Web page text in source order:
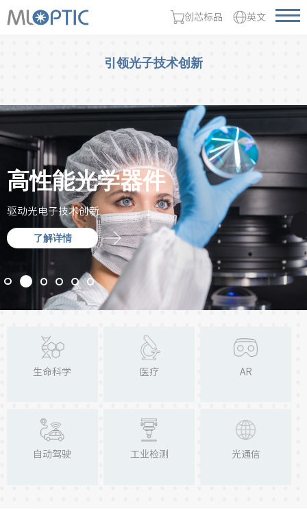
创芯标品 英文
引领光子技术创新
超精密创新
先进光学制造技术，为全球高难度
系统重新定义精度
了解详情
高性能光学器件
驱动光电子技术创新
了解详情
卓越清晰度与分辨率
我们的显微物镜为您的所有光学测
量提供准确可靠的结果
了解详情
赋能生命科学研究
茂莱创新的光学解决方案助力您的
科研与诊断发现
了解详情
AR领域测量解决方案
凭借丰富的光学系统整合能力提升
虚拟现实体验
了解详情
AI 数据中心光互连
光学器件 | 光学装配 | 测量方案
了解详情
生命科学 医疗 AR
自动驾驶 工业检测 光通信